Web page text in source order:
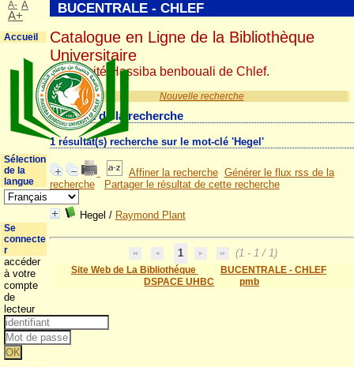
Nouvelle recherche
Résultat de la recherche
1 résultat(s) recherche sur le mot-clé 'Hegel'
Affiner la recherche Générer le flux rss de la
recherche
Partager le résultat de cette recherche
Hegel / Raymond Plant
1 (1 - 1 / 1)
Site Web de La Bibliothéque
BUCENTRALE - CHLEF
DSPACE UHBC
pmb
BUCENTRALE - CHLEF
Catalogue en Ligne de la Bibliothèque
Universitaire
Université Hassiba benbouali de Chlef.
A- A
A+
Accueil
Sélection
de la
langue
Se
connecte
r
accéder
à votre
compte
de
lecteur